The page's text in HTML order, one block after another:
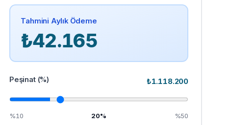
Tahmini Aylık Ödeme
₺42.165
Peşinat (%) ₺1.118.200
%10 20% %50